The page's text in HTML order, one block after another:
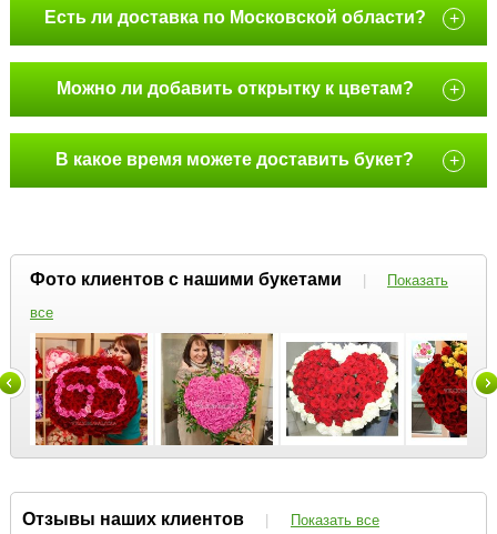
Есть ли доставка по Московской области? +
Можно ли добавить открытку к цветам? +
В какое время можете доставить букет? +
Фото клиентов с нашими букетами |
Показать
все
Отзывы наших клиентов | Показать все